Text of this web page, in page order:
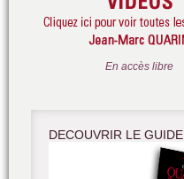
En accès libre
DECOUVRIR LE GUIDE